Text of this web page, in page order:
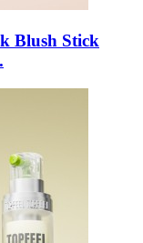
Blush Stick